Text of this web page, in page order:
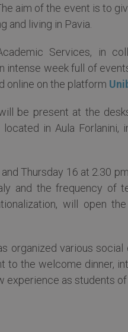
aim of the event is to
and living in Pavia.
Services, in
intense week full of
online on the platform
be present at the
in Aula Forlanini,
Thursday 16 at 2.30
and the frequency of
will open
organized various
to the welcome dinner,
as students of